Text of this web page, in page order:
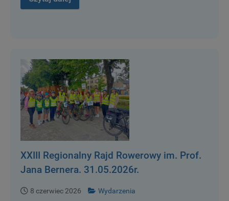
XXIII Regionalny Rajd Rowerowy im. Prof.
Jana Bernera. 31.05.2026r.
8 czerwiec 2026 Wydarzenia